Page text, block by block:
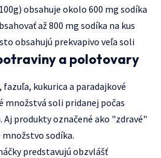
obsahuje okolo 600 mg sodíka
až 800 mg sodíka na kus
obsahujú prekvapivo veľa soli
a polotovary
kukurica a paradajkové
množstvá soli pridanej počas
Aj produkty označené ako "zdravé"
sodíka.
predstavujú obzvlášť